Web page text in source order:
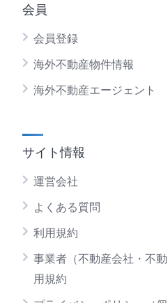
会員
会員登録
海外不動産物件情報
海外不動産エージェント
サイト情報
運営会社
よくある質問
利用規約
事業者（不動産会社・不
用規約